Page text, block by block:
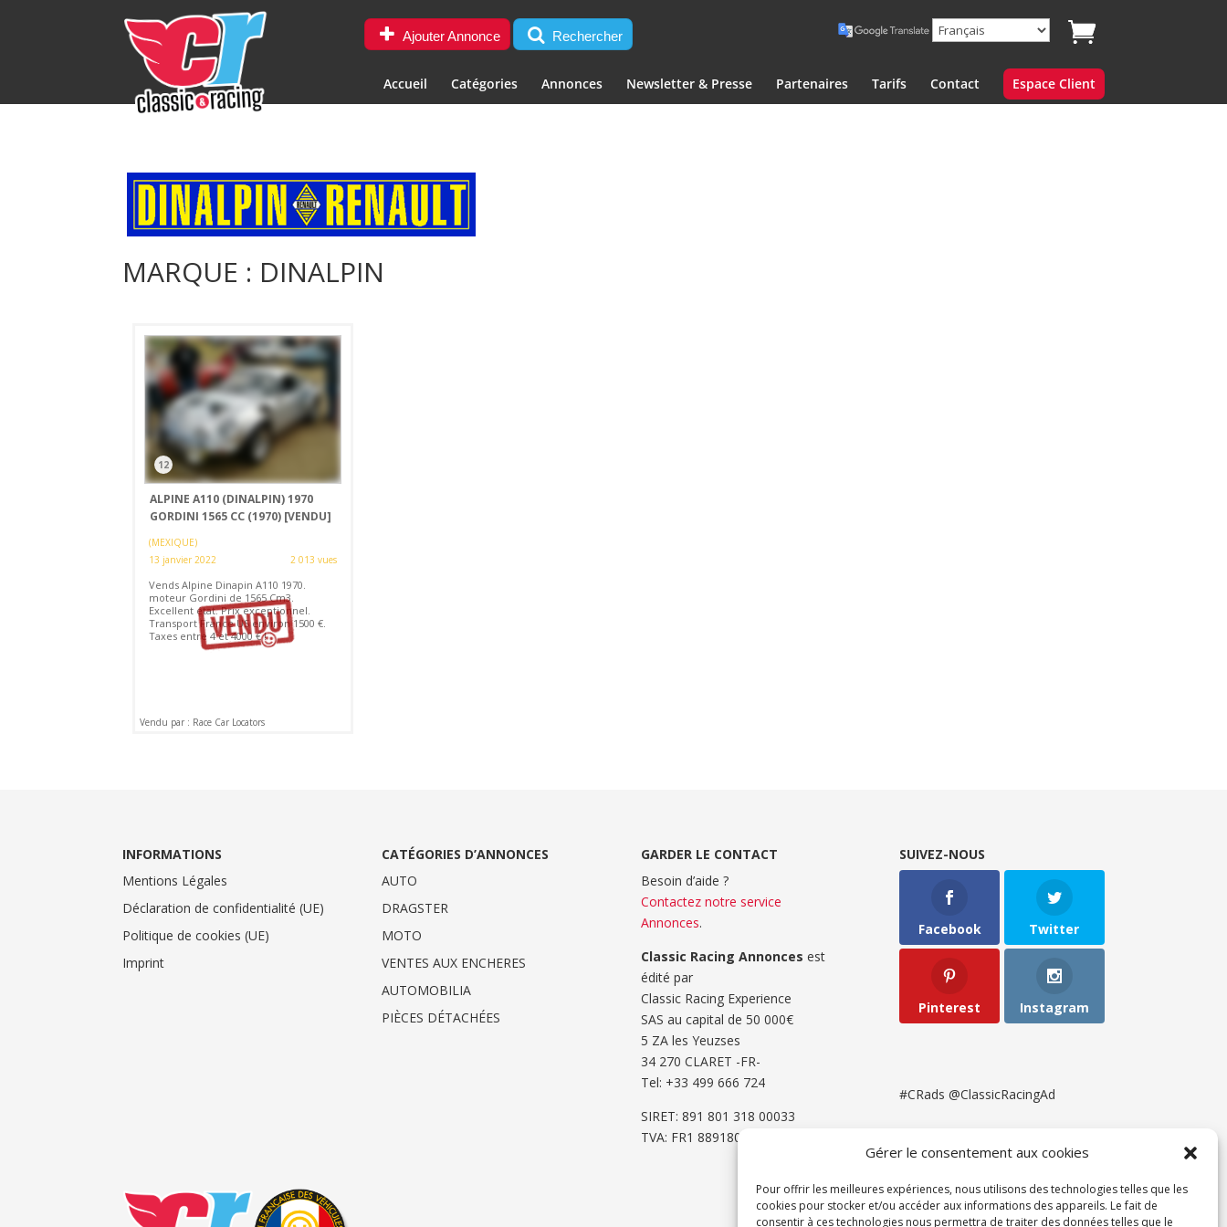
Gérer le consentement aux cookies
Pour offrir les meilleures expériences, nous utilisons des technologies telles que les
cookies pour stocker et/ou accéder aux informations des appareils. Le fait de
consentir à ces technologies nous permettra de traiter des données telles que le
Ajouter Annonce Rechercher
Accueil Catégories Annonces Newsletter & Presse Partenaires Tarifs Contact Espace Client
MARQUE : DINALPIN
12
ALPINE A110 (DINALPIN) 1970
GORDINI 1565 CC (1970) [VENDU]
(MEXIQUE)
13 janvier 2022
2 013 vues
Vends Alpine Dinapin A110 1970.
moteur Gordini de 1565 Cm3.
Excellent état. Prix exceptionnel.
Transport France US environ 1500 €.
Taxes entre 4 et 4000 € !
Vendu par : Race Car Locators
INFORMATIONS
Mentions Légales
Déclaration de confidentialité (UE)
Politique de cookies (UE)
Imprint
CATÉGORIES D’ANNONCES
AUTO
DRAGSTER
MOTO
VENTES AUX ENCHERES
AUTOMOBILIA
PIÈCES DÉTACHÉES
GARDER LE CONTACT
Besoin d’aide ?
Contactez notre service
Annonces.
Classic Racing Annonces est
édité par
Classic Racing Experience
SAS au capital de 50 000€
5 ZA les Yeuzses
34 270 CLARET -FR-
Tel: ‭+33 499 666 724‬
SIRET: 891 801 318 00033
TVA: FR1 8891801318
SUIVEZ-NOUS
Facebook Twitter
Pinterest Instagram
#CRads @ClassicRacingAd